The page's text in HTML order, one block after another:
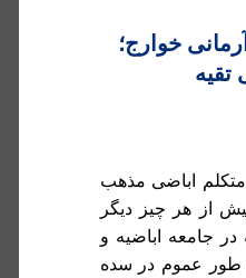
خوارج؛
تقيه
متکلم اباضی مذهب
از هر چيز ديگر
جامعه اباضيه و
طور عموم در سده